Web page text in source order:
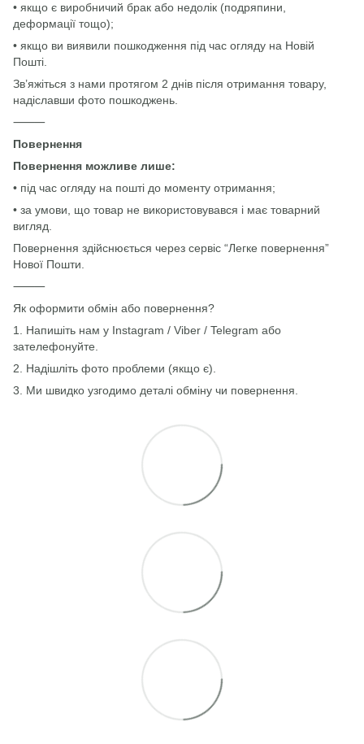
• якщо є виробничий брак або недолік (подряпини,
деформації тощо);
• якщо ви виявили пошкодження під час огляду на Новій
Пошті.
Зв’яжіться з нами протягом 2 днів після отримання товару,
надіславши фото пошкоджень.
⸻
Повернення
Повернення можливе лише:
• під час огляду на пошті до моменту отримання;
• за умови, що товар не використовувався і має товарний
вигляд.
Повернення здійснюється через сервіс “Легке повернення”
Нової Пошти.
⸻
Як оформити обмін або повернення?
1. Напишіть нам у Instagram / Viber / Telegram або
зателефонуйте.
2. Надішліть фото проблеми (якщо є).
3. Ми швидко узгодимо деталі обміну чи повернення.